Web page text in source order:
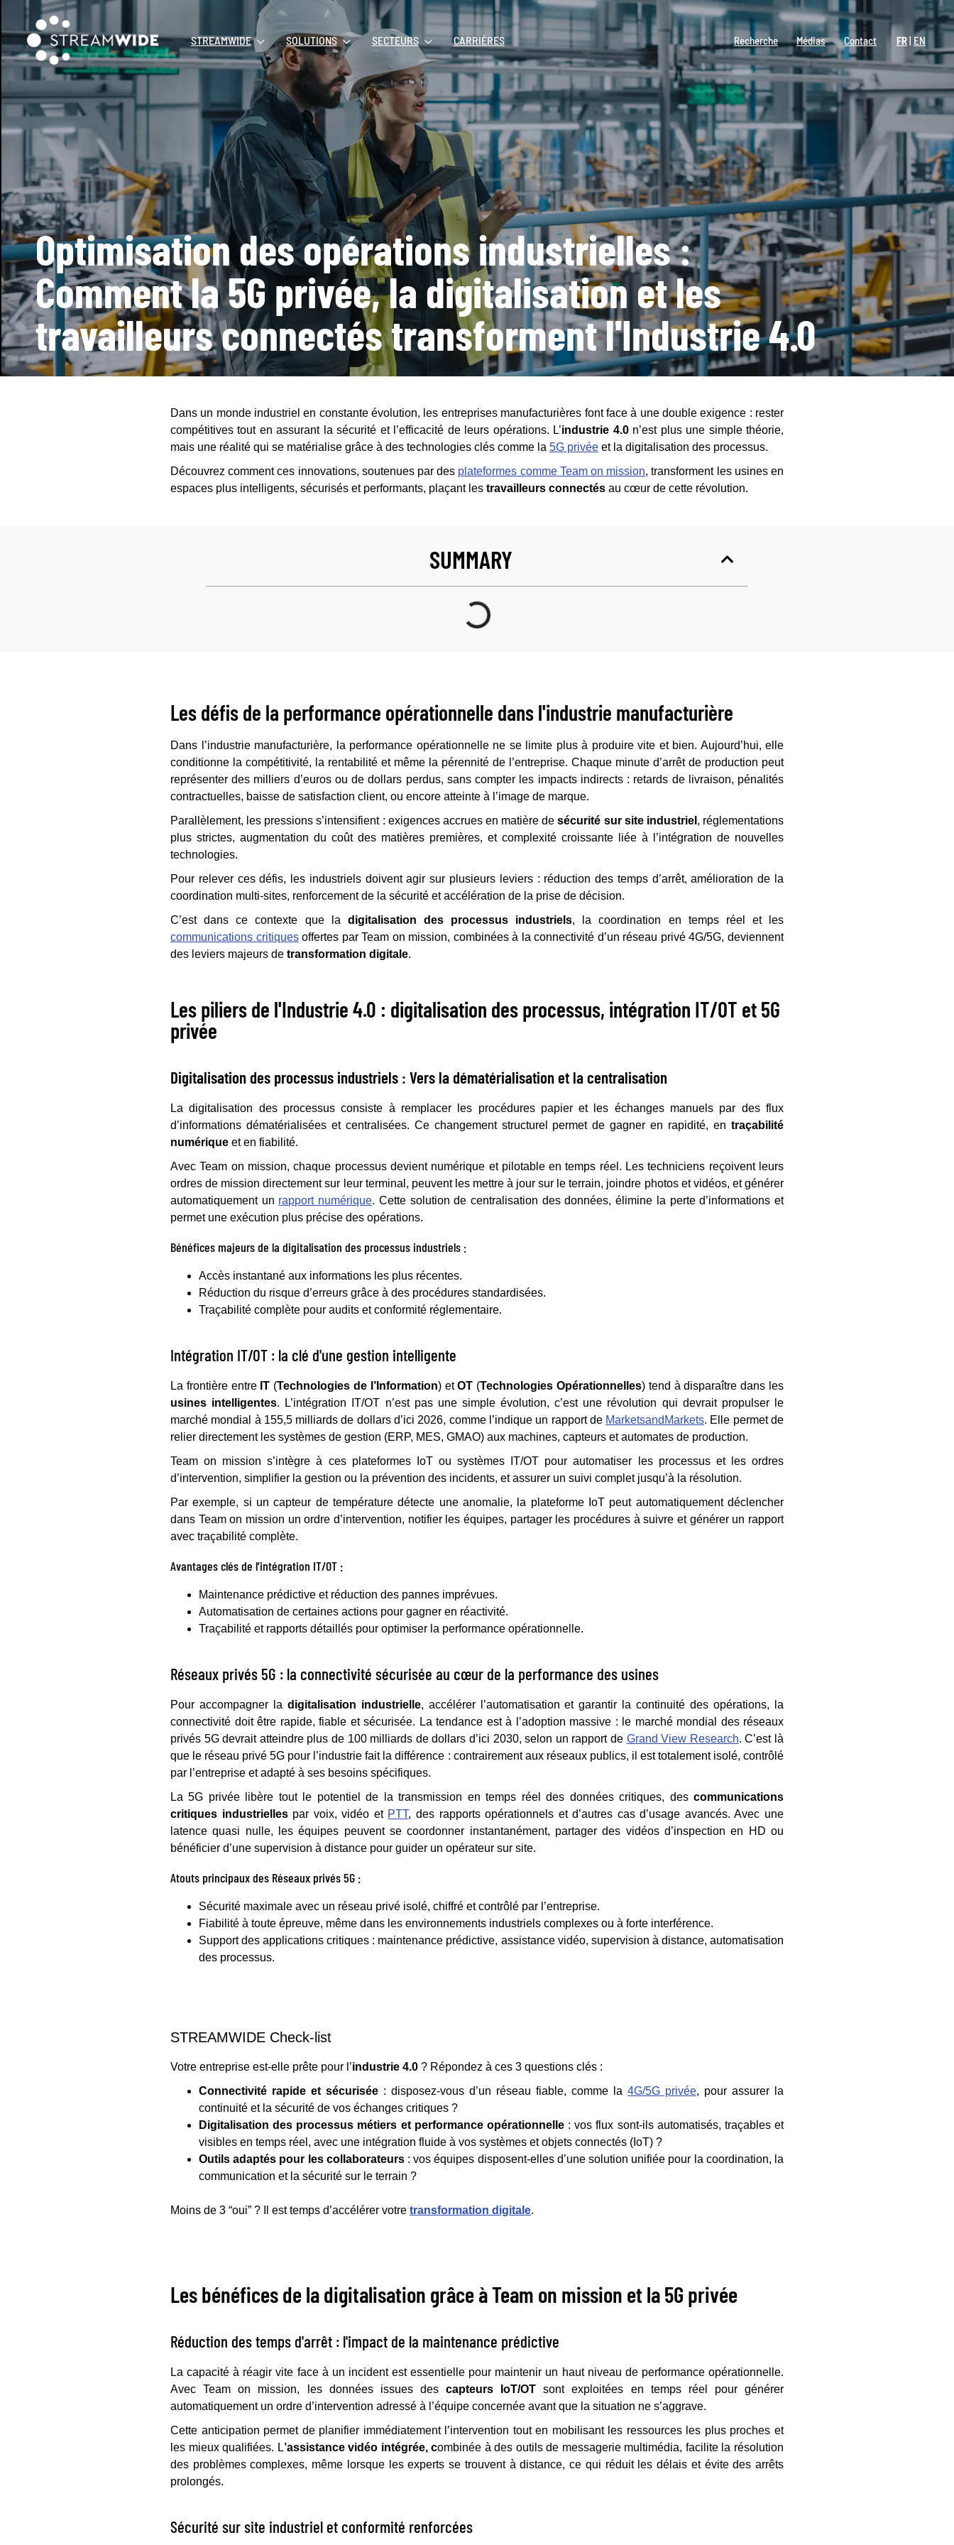
STREAMWIDE SOLUTIONS SECTEURS CARRIÈRES Recherche Médias Contact FR EN
Optimisation des opérations industrielles :
Comment la 5G privée, la digitalisation et les
travailleurs connectés transforment l'Industrie 4.0
Dans un monde industriel en constante évolution, les entreprises manufacturières font face à une double exigence : rester
compétitives tout en assurant la sécurité et l’efficacité de leurs opérations. L’industrie 4.0n’est plus une simple théorie,
mais une réalité qui se matérialise grâce à des technologies clés comme la 5G privée et la digitalisation des processus.
Découvrez comment ces innovations, soutenues par des plateformes comme Team on mission, transforment les usines en
espaces plus intelligents, sécurisés et performants, plaçant les travailleurs connectés au cœur de cette révolution.
SUMMARY
Les défis de la performance opérationnelle dans l'industrie manufacturière
Dans l’industrie manufacturière, la performance opérationnelle ne se limite plus à produire vite et bien. Aujourd’hui, elle
conditionne la compétitivité, la rentabilité et même la pérennité de l’entreprise. Chaque minute d’arrêt de production peut
représenter des milliers d’euros ou de dollars perdus, sans compter les impacts indirects : retards de livraison, pénalités
contractuelles, baisse de satisfaction client, ou encore atteinte à l’image de marque.
Parallèlement, les pressions s’intensifient : exigences accrues en matière desécurité sur site industriel , réglementations
plus strictes, augmentation du coût des matières premières, et complexité croissante liée à l’intégration de nouvelles
technologies.
Pour relever ces défis, les industriels doivent agir sur plusieurs leviers : réduction des temps d’arrêt, amélioration de la
coordination multi-sites, renforcement de la sécurité et accélération de la prise de décision.
C’est dans ce contexte que la digitalisation des processus industriels, la coordination en temps réel et les
communications critiquesoffertes par Team on mission, combinées à la connectivité d’un réseau privé 4G/5G, deviennent
des leviers majeurs de transformation digitale.
Les piliers de l'Industrie 4.0 : digitalisation des processus, intégration IT/OT et 5G
privée
Digitalisation des processus industriels : Vers la dématérialisation et la centralisation
La digitalisation des processus consiste à remplacer les procédures papier et les échanges manuels par des flux
d’informations dématérialisées et centralisées. Ce changement structurel permet de gagner en rapidité, en traçabilité
numérique et en fiabilité.
Avec Team on mission, chaque processus devient numérique et pilotable en temps réel. Les techniciens reçoivent leurs
ordres de mission directement sur leur terminal, peuvent les mettre à jour sur le terrain, joindre photos et vidéos, et générer
automatiquement un rapport numérique. Cette solution de centralisation des données, élimine la perte d’informations et
permet une exécution plus précise des opérations.
Bénéfices majeurs de la digitalisation des processus industriels :
Accès instantané aux informations les plus récentes.
Réduction du risque d’erreurs grâce à des procédures standardisées.
Traçabilité complète pour audits et conformité réglementaire.
Intégration IT/OT : la clé d'une gestion intelligente
La frontière entre IT (Technologies de l’Information) etOT (Technologies Opérationnelles) tend à disparaître dans les
usines intelligentes. L’intégration IT/OT n’est pas une simple évolution, c’est une révolution qui devrait propulser le
marché mondial à 155,5 milliards de dollars d’ici 2026, comme l’indique un rapport de MarketsandMarkets. Elle permet de
relier directement les systèmes de gestion (ERP, MES, GMAO) aux machines, capteurs et automates de production.
Team on mission s’intègre à ces plateformes IoT ou systèmes IT/OT pour automatiser les processus et les ordres
d’intervention, simplifier la gestion ou la prévention des incidents, et assurer un suivi complet jusqu’à la résolution.
Par exemple, si un capteur de température détecte une anomalie, la plateforme IoT peut automatiquement déclencher
dans Team on mission un ordre d’intervention, notifier les équipes, partager les procédures à suivre et générer un rapport
avec traçabilité complète.
Avantages clés de l’intégration IT/OT :
Maintenance prédictive et réduction des pannes imprévues.
Automatisation de certaines actions pour gagner en réactivité.
Traçabilité et rapports détaillés pour optimiser la performance opérationnelle.
Réseaux privés 5G : la connectivité sécurisée au cœur de la performance des usines
Pour accompagner la digitalisation industrielle, accélérer l’automatisation et garantir la continuité des opérations, la
connectivité doit être rapide, fiable et sécurisée. La tendance est à l’adoption massive : le marché mondial des réseaux
privés 5G devrait atteindre plus de 100 milliards de dollars d’ici 2030, selon un rapport de Grand View Research. C’est là
que le réseau privé 5G pour l’industrie fait la différence : contrairement aux réseaux publics, il est totalement isolé, contrôlé
par l’entreprise et adapté à ses besoins spécifiques.
La 5G privée libère tout le potentiel de la transmission en temps réel des données critiques, des communications
critiques industriellespar voix, vidéo et PTT, des rapports opérationnels et d’autres cas d’usage avancés. Avec une
latence quasi nulle, les équipes peuvent se coordonner instantanément, partager des vidéos d’inspection en HD ou
bénéficier d’une supervision à distance pour guider un opérateur sur site.
Atouts principaux des Réseaux privés 5G :
Sécurité maximale avec un réseau privé isolé, chiffré et contrôlé par l’entreprise.
Fiabilité à toute épreuve, même dans les environnements industriels complexes ou à forte interférence.
Support des applications critiques : maintenance prédictive, assistance vidéo, supervision à distance, automatisation
des processus.
STREAMWIDE Check-list
Votre entreprise est-elle prête pour l’industrie 4.0 ? Répondez à ces 3 questions clés :
Connectivité rapide et sécurisée : disposez-vous d’un réseau fiable, comme la 4G/5G privée, pour assurer la
continuité et la sécurité de vos échanges critiques ?
Digitalisation des processus métiers et performance opérationnelle: vos flux sont-ils automatisés, traçables et
visibles en temps réel, avec une intégration fluide à vos systèmes et objets connectés (IoT) ?
Outils adaptés pour les collaborateurs: vos équipes disposent-elles d’une solution unifiée pour la coordination, la
communication et la sécurité sur le terrain ?
Moins de 3 “oui” ? Il est temps d’accélérer votre transformation digitale.
Les bénéfices de la digitalisation grâce à Team on mission et la 5G privée
Réduction des temps d'arrêt : l'impact de la maintenance prédictive
La capacité à réagir vite face à un incident est essentielle pour maintenir un haut niveau de performance opérationnelle.
Avec Team on mission, les données issues des capteurs IoT/OT sont exploitées en temps réel pour générer
automatiquement un ordre d’intervention adressé à l’équipe concernée avant que la situation ne s’aggrave.
Cette anticipation permet de planifier immédiatement l’intervention tout en mobilisant les ressources les plus proches et
les mieux qualifiées. L’assistance vidéo intégrée, combinée à des outils de messagerie multimédia, facilite la résolution
des problèmes complexes, même lorsque les experts se trouvent à distance, ce qui réduit les délais et évite des arrêts
prolongés.
Sécurité sur site industriel et conformité renforcées